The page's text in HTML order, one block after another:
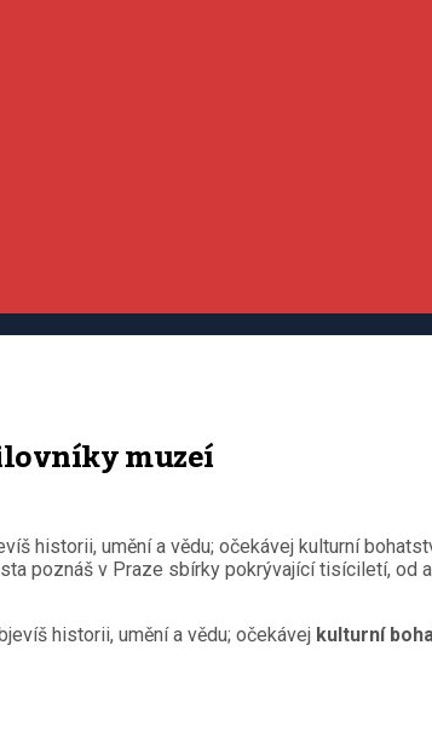
muzeí
historii, umění a vědu; očekávej kulturní
poznáš v Praze sbírky pokrývající tisíciletí, od
historii, umění a vědu; očekávej kulturní